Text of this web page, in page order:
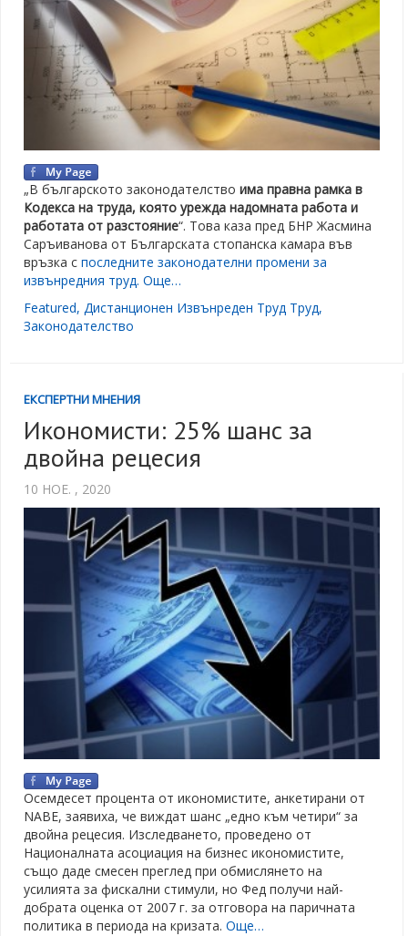
„В българското законодателство има правна рамка в
Кодекса на труда, която урежда надомната работа и
работата от разстояние“. Това каза пред БНР Жасмина
Саръиванова от Българската стопанска камара във
връзка с последните законодателни промени за
извънредния труд. Още…
Featured, Дистанционен Извънреден Труд Труд,
Законодателство
ЕКСПЕРТНИ МНЕНИЯ
Икономисти: 25% шанс за
двойна рецесия
10 НОЕ. , 2020
Осемдесет процента от икономистите, анкетирани от
NABE, заявиха, че виждат шанс „едно към четири“ за
двойна рецесия. Изследването, проведено от
Националната асоциация на бизнес икономистите,
също даде смесен преглед при обмислянето на
усилията за фискални стимули, но Фед получи най-
добрата оценка от 2007 г. за отговора на паричната
политика в периода на кризата. Още…